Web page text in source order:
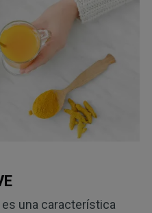
una característica